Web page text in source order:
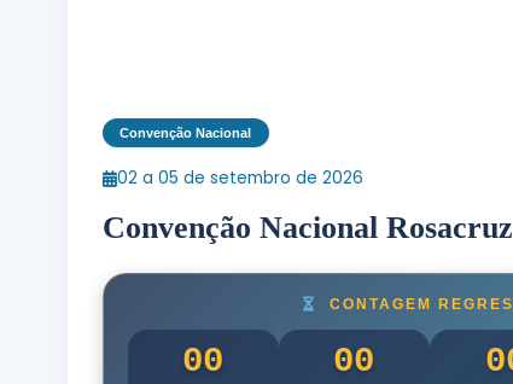
Convenção Nacional
02 a 05 de setembro de 2026
Convenção Nacional
CONTAGEM
00 00